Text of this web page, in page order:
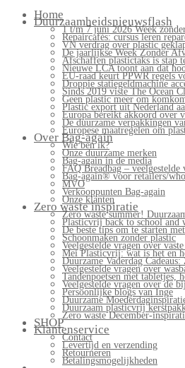
again
Primary
Menu Home
Duurzaamheidsnieuwsflash
1 t/m 7 juni 2026 Week
Repaircafés: cursus leren
VN verdrag over plastic
De jaarlijkse Week Zonder
Afschaffen plastictaks is stap
Nieuwe LCA toont aan dat
EU-raad keurt PPWR regels
Droppie statiegeldmachine
Sinds 2019 viste The Ocean
Geen plastic meer om
Plastic export uit Nederland
Europa bereikt akkoord over
De duurzame verpakkingen
Europese maatregelen om
Over Bag-again
Wie ben ik?
Onze duurzame merken
Bag-again in de media
FAQ Breadbag – veelgestelde
Bag-again® voor retailers/
MVO
Verkooppunten Bag-again
Onze klanten
Zero waste inspiratie
Zero waste summer!
Plasticvrij back to school and
De beste tips om te starten
Schoonmaken zonder plastic
Veelgestelde vragen over
Mei Plasticvrij: wat is het en
Duurzame Vaderdag
Veelgestelde vragen over
Tandenpoetsen met tabletjes,
Veelgestelde vragen over de
Persoonlijke blogs van Inge
Duurzame
Duurzaam plasticvrij
Zero waste December-
SHOP
Klantenservice
Contact
Levertijd en verzending
Retourneren
Betalingsmogelijkheden